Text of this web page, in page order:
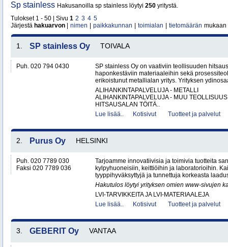
Sp stainless Hakusanoilla sp stainless löytyi 250 yritystä.
Tulokset 1 - 50 | Sivu 1 2 3 4 5
Järjestä hakuarvon nimen paikkakunnan toimialan tietomäärän mukaan
1. SP stainless Oy TOIVALA
Puh. 020 794 0430
SP stainless Oy on vaativiin teollisuuden
haponkestäviin materiaaleihin sekä
erikoistunut metallialan yritys. Yrityksen
ALIHANKINTAPALVELUJA - METALLI
ALIHANKINTAPALVELUJA - MUU TEOLLISUUS
HITSAUSALAN TÖITÄ..
Lue lisää..
Kotisivut Tuotteet ja palvelut
2. Purus Oy HELSINKI
Puh. 020 7789 030
Faksi 020 7789 036
Tarjoamme innovatiivisia ja toimivia tuotteita
kylpyhuoneisiin, keittiöihin ja laboratorioihin.
tyyppihyväksyttyjä ja tunnettuja korkeasta
Hakutulos löytyi yrityksen omien www-sivujen
LVI-TARVIKKEITA JA LVI-MATERIAALEJA
Lue lisää..
Kotisivut Tuotteet ja palvelut
3. GEBERIT Oy VANTAA